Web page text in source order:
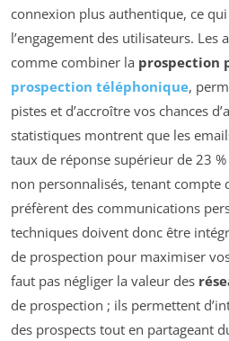
connexion plus authentique, ce
l’engagement des utilisateurs. Les
comme combiner la prospection
prospection téléphonique,
pistes et d’accroître vos chances
statistiques montrent que les
taux de réponse supérieur de 23
non personnalisés, tenant compte
préfèrent des communications
techniques doivent donc être
de prospection pour maximiser
faut pas négliger la valeur des
de prospection ; ils permettent
des prospects tout en partageant